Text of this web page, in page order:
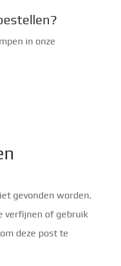
in onze
gevonden worden.
verfijnen of gebruik
deze post te